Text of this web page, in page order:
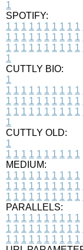
1
SPOTIFY:
1 1 1 1 1 1 1 1 1 1
1 1 1 1 1 1 1 1 1 1
1 1 1 1 1 1 1 1 1 1
1
CUTTLY BIO:
1
1 1 1 1 1 1 1 1 1 1
1 1 1 1 1 1 1 1 1 1
1 1 1 1 1 1 1 1 1 1
1
CUTTLY OLD:
1
1 1 1 1 1 1 1 1 1 1
MEDIUM:
1 1 1 1 1 1 1 1 1 1
1 1 1 1 1 1 1 1 1 1
1 1 1 1 1 1 1 1 1 1
PARALLELS:
1 1 1 1 1 1 1 1 1 1
1 1 1 1 1 1 1 1 1 1
1 1 1 1 1 1 1 1 1 1